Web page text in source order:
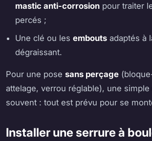
mastic anti-corrosion pour traiter
percés ;
Une clé ou lesembouts adaptés à
dégraissant.
Pour une pose sans perçage
attelage, verrou réglable), une
souvent : tout est prévu pour se
Installer une serrure à